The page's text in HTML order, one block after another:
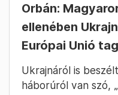
lesz.”
Orbán szerint
változások olyan új
hogy a gyártásban
mint az ember. A